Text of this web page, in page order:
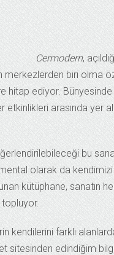
Cermodern,
merkezlerden biri olma
hitap ediyor.
etkinlikleri arasında yer
bu
olarak da
kütüphane, sanatın
kendilerini farklı
sitesinden edindiğim